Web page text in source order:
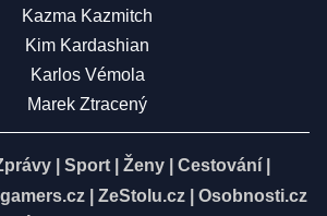
Kazma Kazmitch
Kim Kardashian
Karlos Vémola
Marek Ztracený
Sport Ženy Cestování
ZeStolu.cz
Osobnosti.cz